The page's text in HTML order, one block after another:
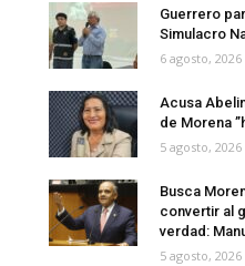
Guerrero
Simulacro
6 agosto, 2026
Acusa
de Morena
5 agosto, 2026
Busca
convertir al
verdad:
5 agosto, 2026